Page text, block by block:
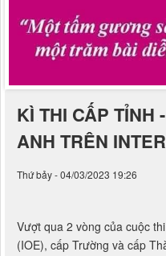
KÌ THI CẤP TỈNH
ANH TRÊN
Thứ bảy - 04/03/2023 19:26
Vượt qua 2 vòng của cuộc
(IOE), cấp Trường và cấp